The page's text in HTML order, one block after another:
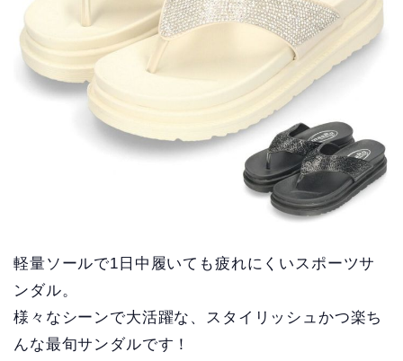
軽量ソールで1日中履いても疲れにくいスポーツサ
ンダル。
様々なシーンで大活躍な、スタイリッシュかつ楽ち
んな最旬サンダルです！